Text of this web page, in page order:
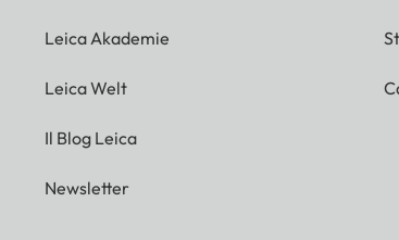
Leica Akademie
Leica Welt
Il Blog Leica
Newsletter